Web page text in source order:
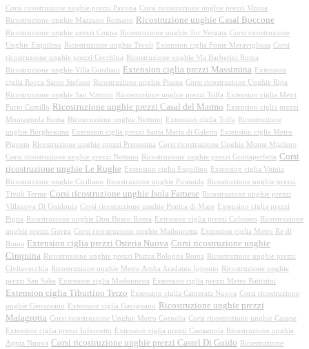
Corsi ricostruzione unghie prezzi Pavona Corsi ricostruzione unghie prezzi Vitinia
Ricostruzione unghie Mazzano Romano Ricostruzione unghie Casal Boccone
Ricostruzione unghie prezzi Cogna Ricostruzione unghie Tor Vergata Corsi ricostruzione
Unghie Esquilino
Ricostruzione unghie Tivoli Extension ciglia Fonte Meravigliosa Corsi
ricostruzione unghie prezzi Cecchina
Ricostruzione unghie Via Barberini Roma
Ricostruzione unghie Villa Gordiani Extension ciglia prezzi Massimina
Extension
ciglia Rocca Santo Stefano
Ricostruzione unghie Pisana Corsi ricostruzione Unghie Ripa
Ricostruzione unghie San Vittorio
Ricostruzione unghie prezzi Tolfa
Extension ciglia Metri
Furio Camillo Ricostruzione unghie prezzi Casal del Marmo
Extension ciglia prezzi
Montagnola Roma
Ricostruzione unghie Nettuno Extension ciglia Tolfa
Ricostruzione
unghie Borghesiana
Extension ciglia prezzi Santa Maria di Galeria
Extension ciglia Metro
Pigneto
Ricostruzione unghie prezzi Prenestina Corsi ricostruzione Unghie Monte Migliore
Corsi ricostruzione unghie prezzi Nettuno
Ricostruzione unghie prezzi Grottaperfetta Corsi
ricostruzione unghie Le Rughe
Extension ciglia Esquilino
Extension ciglia Vitinia
Ricostruzione unghie Ciciliano
Ricostruzione unghie Piramide
Ricostruzione unghie prezzi
Tivoli Terme Corsi ricostruzione unghie Isola Farnese
Ricostruzione unghie prezzi
Villanova Di Guidonia Corsi ricostruzione unghie Pratica di Mare
Extension ciglia prezzi
Pigna
Ricostruzione unghie Don Bosco Roma Extension ciglia prezzi Colosseo
Ricostruzione
unghie prezzi Gorga Corsi ricostruzione unghie Madonnetta
Extension ciglia Metro Re di
Roma Extension ciglia prezzi Osteria Nuova Corsi ricostruzione unghie
Cinquina
Ricostruzione unghie prezzi Piazza Bologna Roma
Ricostruzione unghie prezzi
Civitavecchia
Ricostruzione unghie Metro Amba Aradama Ipponio
Ricostruzione unghie
prezzi San Saba
Extension ciglia Madonnetta Extension ciglia prezzi Metro Battistini
Extension ciglia Tiburtino Terzo Extension ciglia Camerata Nuova Corsi ricostruzione
unghie Genazzano
Extension ciglia Gavignano Ricostruzione unghie prezzi
Malagrotta Corsi ricostruzione Unghie Metro Cornelia Corsi ricostruzione unghie Casape
Extension ciglia prezzi Infernetto
Extension ciglia prezzi Castagnola
Ricostruzione unghie
Appia Nuova Corsi ricostruzione unghie prezzi Castel Di Guido
Ricostruzione